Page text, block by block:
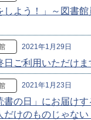
しよう！」～図書
2021年1月29日
日ご利用いただけま
2021年1月23日
書の日」にお届け
けのものじゃない